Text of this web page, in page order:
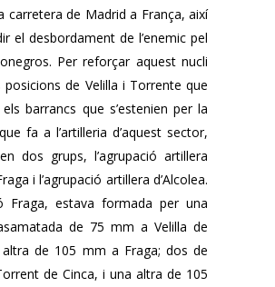
carretera de Madrid a França, així
el desbordament de l’enemic pel
Per reforçar aquest nucli
posicions de Velilla i Torrente que
barrancs que s’estenien per la
fa a l’artilleria d’aquest sector,
dos grups, l’agrupació artillera
i l’agrupació artillera d’Alcolea.
Fraga, estava formada per una
de 75 mm a Velilla de
altra de 105 mm a Fraga; dos de
de Cinca, i una altra de 105